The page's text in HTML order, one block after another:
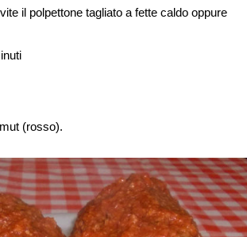
il polpettone tagliato a fette caldo oppure
(rosso).